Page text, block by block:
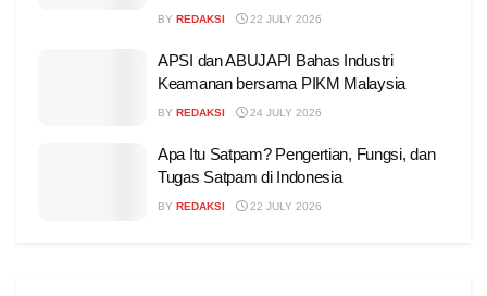
BY REDAKSI 22 JULY 2026
APSI dan ABUJAPI Bahas Industri
Keamanan bersama PIKM Malaysia
BY REDAKSI 24 JULY 2026
Apa Itu Satpam? Pengertian, Fungsi, dan
Tugas Satpam di Indonesia
BY REDAKSI 22 JULY 2026